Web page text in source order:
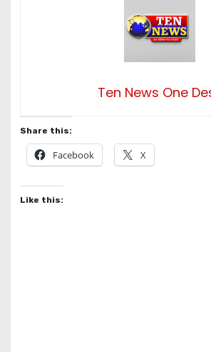
Ten News One
Share this:
Facebook X
Like this: